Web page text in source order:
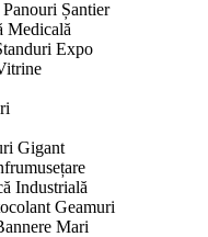
Șantier
Medicală
Expo
Gigant
Industrială
Geamuri
Mari